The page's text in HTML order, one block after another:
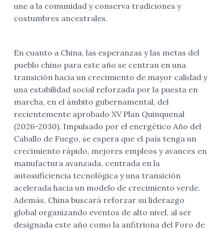
une a la comunidad y conserva tradiciones y
costumbres ancestrales.
En cuanto a China, las esperanzas y las metas del
pueblo chino para este año se centran en una
transición hacia un crecimiento de mayor calidad y
una estabilidad social reforzada por la puesta en
marcha, en el ámbito gubernamental, del
recientemente aprobado XV Plan Quinquenal
(2026-2030). Impulsado por el energético Año del
Caballo de Fuego, se espera que el país tenga un
crecimiento rápido, mejores empleos y avances en
manufactura avanzada, centrada en la
autosuficiencia tecnológica y una transición
acelerada hacia un modelo de crecimiento verde.
Además, China buscará reforzar su liderazgo
global organizando eventos de alto nivel, al ser
designada este año como la anfitriona del Foro de